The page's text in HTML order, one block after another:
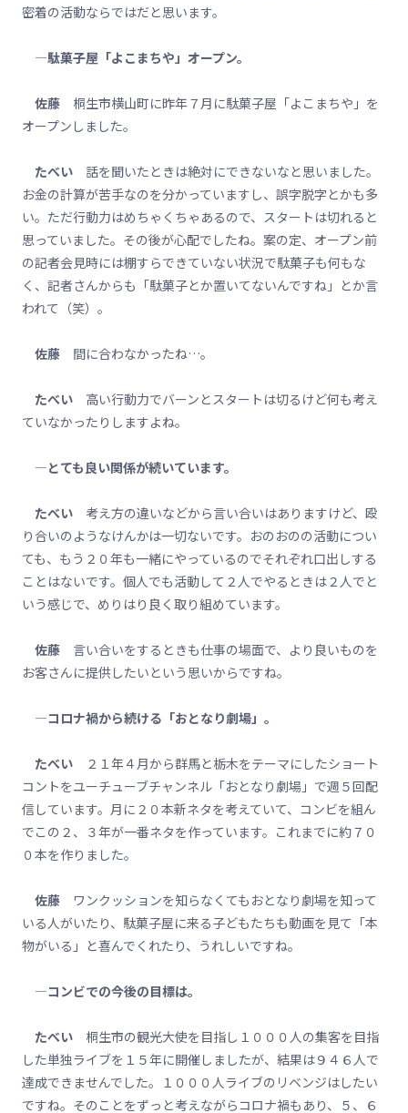
密着の活動ならではだと思います。
―駄菓子屋「よこまちや」オープン。
佐藤 桐生市横山町に昨年７月に駄菓子屋「よこまちや」を
オープンしました。
たべい 話を聞いたときは絶対にできないなと思いました。
お金の計算が苦手なのを分かっていますし、誤字脱字とかも多
い。ただ行動力はめちゃくちゃあるので、スタートは切れると
思っていました。その後が心配でしたね。案の定、オープン前
の記者会見時には棚すらできていない状況で駄菓子も何もな
く、記者さんからも「駄菓子とか置いてないんですね」とか言
われて（笑）。
佐藤 間に合わなかったね…。
たべい 高い行動力でバーンとスタートは切るけど何も考え
ていなかったりしますよね。
―とても良い関係が続いています。
たべい 考え方の違いなどから言い合いはありますけど、殴
り合いのようなけんかは一切ないです。おのおのの活動につい
ても、もう２０年も一緒にやっているのでそれぞれ口出しする
ことはないです。個人でも活動して２人でやるときは２人でと
いう感じで、めりはり良く取り組めています。
佐藤 言い合いをするときも仕事の場面で、より良いものを
お客さんに提供したいという思いからですね。
―コロナ禍から続ける「おとなり劇場」。
たべい ２１年４月から群馬と栃木をテーマにしたショート
コントをユーチューブチャンネル「おとなり劇場」で週５回配
信しています。月に２０本新ネタを考えていて、コンビを組ん
でこの２、３年が一番ネタを作っています。これまでに約７０
０本を作りました。
佐藤 ワンクッションを知らなくてもおとなり劇場を知って
いる人がいたり、駄菓子屋に来る子どもたちも動画を見て「本
物がいる」と喜んでくれたり、うれしいですね。
―コンビでの今後の目標は。
たべい 桐生市の観光大使を目指し１０００人の集客を目指
した単独ライブを１５年に開催しましたが、結果は９４６人で
達成できませんでした。１０００人ライブのリベンジはしたい
ですね。そのことをずっと考えながらコロナ禍もあり、５、６